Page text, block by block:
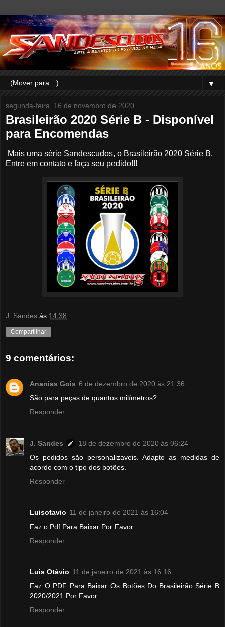
▼
segunda-feira, 16 de novembro de 2020
Brasileirão 2020 Série B - Disponível
para Encomendas
Mais uma série Sandescudos, o Brasileirão 2020 Série B.
Entre em contato e faça seu pedido!!!
J. Sandes às 14:38
Compartilhar
9 comentários:
Ananias Gois 6 de dezembro de 2020 às 21:36
São para peças de quantos milímetros?
Responder
J. Sandes
18 de dezembro de 2020 às 06:24
Os pedidos são personalizaveis. Adapto as medidas de
acordo com o tipo dos botões.
Responder
Luisotavio 11 de janeiro de 2021 às 16:04
Faz o Pdf Para Baixar Por Favor
Responder
Luis Otávio 11 de janeiro de 2021 às 16:16
Faz O PDF Para Baixar Os Botões Do Brasileirão Série B
2020/2021 Por Favor
Responder